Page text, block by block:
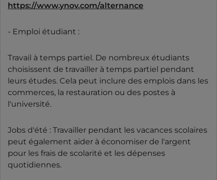
https://www.ynov.com/alternance
- Emploi étudiant :
Travail à temps partiel. De nombreux étudiants
choisissent de travailler à temps partiel pendant
leurs études. Cela peut inclure des emplois dans les
commerces, la restauration ou des postes à
l'université.
Jobs d'été : Travailler pendant les vacances scolaires
peut également aider à économiser de l'argent
pour les frais de scolarité et les dépenses
quotidiennes.